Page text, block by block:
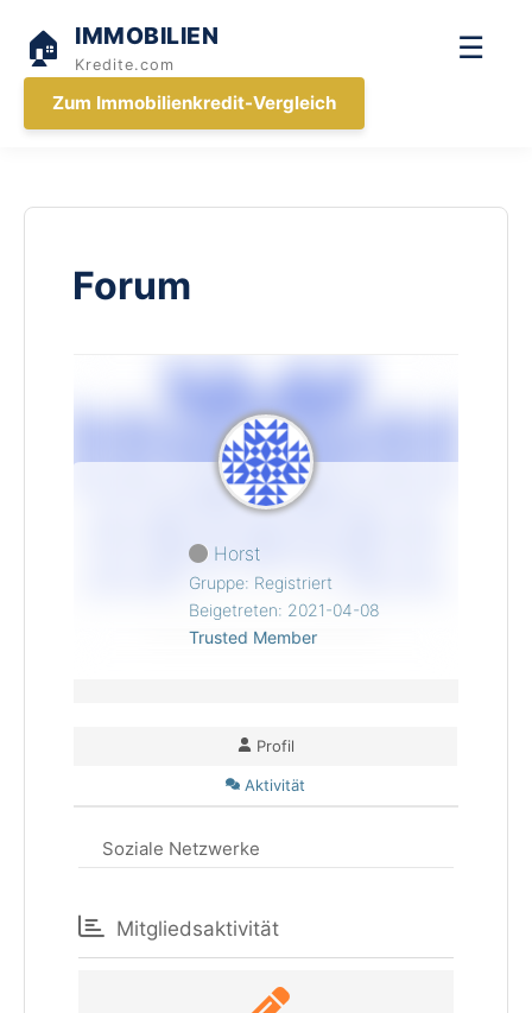
🏠 IMMOBILIEN
Kredite.com ☰
Zum Immobilienkredit-Vergleich
Forum
Horst
Gruppe: Registriert
Beigetreten: 2021-04-08
Trusted Member
Profil
Aktivität
Soziale Netzwerke
Mitgliedsaktivität